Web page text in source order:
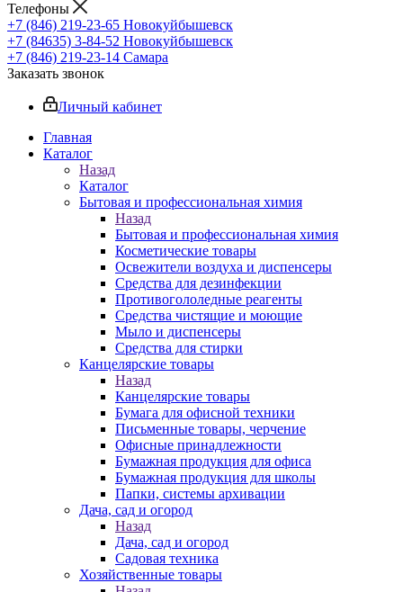
Телефоны
+7 (846) 219-23-65 Новокуйбышевск
+7 (84635) 3-84-52 Новокуйбышевск
+7 (846) 219-23-14 Самара
Заказать звонок
Личный кабинет
Главная
Каталог
Назад
Каталог
Бытовая и профессиональная химия
Назад
Бытовая и профессиональная химия
Косметические товары
Освежители воздуха и диспенсеры
Средства для дезинфекции
Противогололедные реагенты
Средства чистящие и моющие
Мыло и диспенсеры
Средства для стирки
Канцелярские товары
Назад
Канцелярские товары
Бумага для офисной техники
Письменные товары, черчение
Офисные принадлежности
Бумажная продукция для офиса
Бумажная продукция для школы
Папки, системы архивации
Дача, сад и огород
Назад
Дача, сад и огород
Садовая техника
Хозяйственные товары